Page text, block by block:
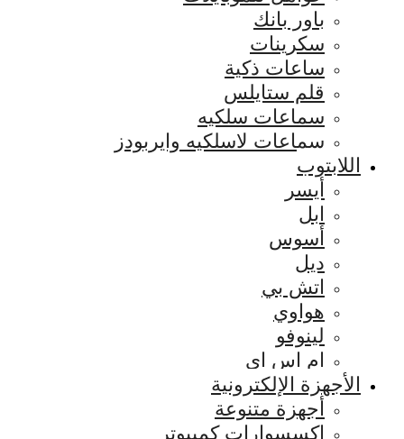
باور بانك
سكرينات
ساعات ذكية
قلم ستايلس
سماعات سلكيه
سماعات لاسلكيه وايربودز
اللابتوب
أيسر
ابل
أسوس
ديل
اتش بي
هواوي
لينوفو
ام اس اي
الأجهزة الإلكترونية
أجهزة متنوعة
اكسسوارات كمبيوتر